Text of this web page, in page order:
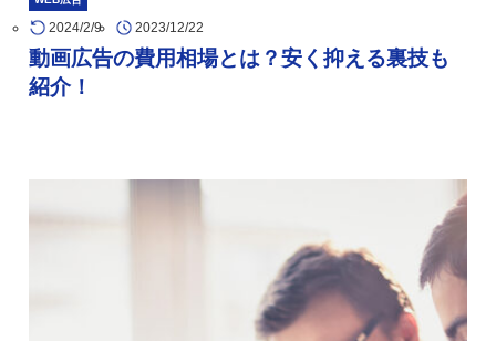
2024/2/9 2023/12/22
動画広告の費用相場とは？安く抑える裏技も
紹介！